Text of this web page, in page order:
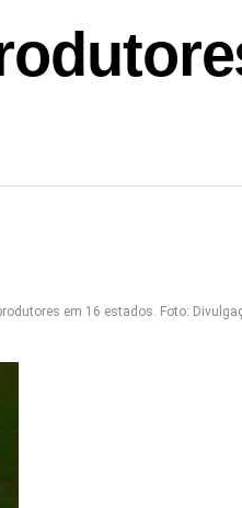
em 16 estados. Foto: